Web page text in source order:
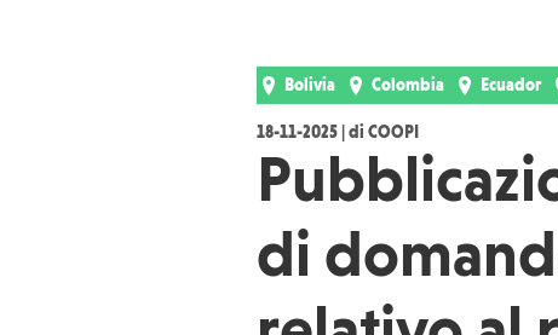
Bolivia Colombia Ecuador
18-11-2025 | di COOPI
di